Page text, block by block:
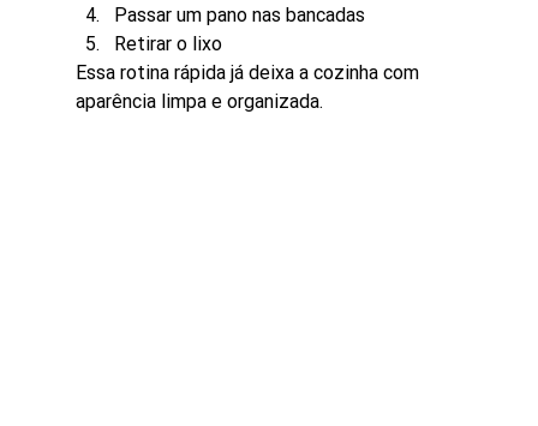
Passar um pano nas bancadas
Retirar o lixo
Essa rotina rápida já deixa a cozinha com
aparência limpa e organizada.